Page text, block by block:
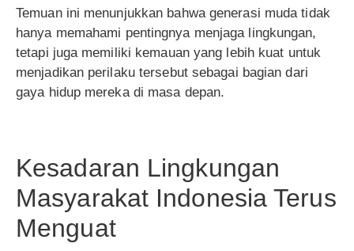
Temuan ini menunjukkan bahwa generasi muda tidak
hanya memahami pentingnya menjaga lingkungan,
tetapi juga memiliki kemauan yang lebih kuat untuk
menjadikan perilaku tersebut sebagai bagian dari
gaya hidup mereka di masa depan.
Kesadaran Lingkungan
Masyarakat Indonesia Terus
Menguat